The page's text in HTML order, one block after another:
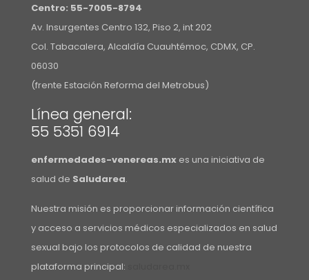
Centro: 55-7005-8794
Av. Insurgentes Centro 132, Piso 2, int 202
Col. Tabacalera, Alcaldía Cuauhtémoc, CDMX, CP.
06030
(frente Estación Reforma del Metrobus)
Línea general:
55 5351 6914
enfermedades-venereas.mx es una iniciativa de
salud de Saludarea.
Nuestra misión es proporcionar información científica
y acceso a servicios médicos especializados en salud
sexual bajo los protocolos de calidad de nuestra
plataforma principal: